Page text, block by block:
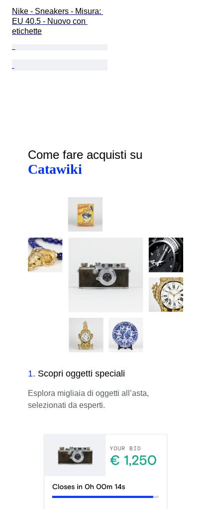
Nike - Sneakers - Misura:
EU 40.5 - Nuovo con
etichette
Come fare acquisti su
Catawiki
1. Scopri oggetti speciali
Esplora migliaia di oggetti all’asta,
selezionati da esperti.